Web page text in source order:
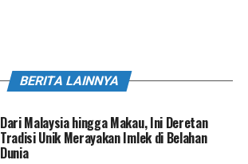
BERITA LAINNYA
Dari Malaysia hingga Makau, Ini Deretan
Tradisi Unik Merayakan Imlek di Belahan
Dunia